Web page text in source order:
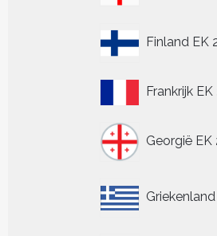
Finland EK
Frankrijk
Georgië EK